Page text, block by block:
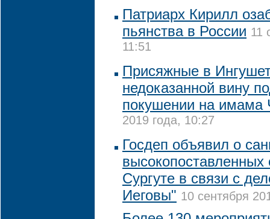
Патриарх Кирилл
пьянства в России 11
11:51
Присяжные в
недоказанной вину
покушении на имама
2019 года, 10:27
Госдеп объявил о
высокопоставленных
Сургуте в связи с
Иеговы" 10 сентября